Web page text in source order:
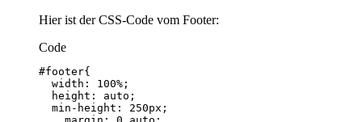
Hier ist der CSS-Code vom Footer:
Code